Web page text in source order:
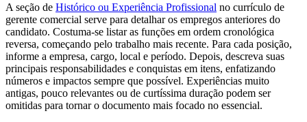
A seção de Histórico ou Experiência Profissional no currículo de
gerente comercial serve para detalhar os empregos anteriores do
candidato. Costuma-se listar as funções em ordem cronológica
reversa, começando pelo trabalho mais recente. Para cada posição,
informe a empresa, cargo, local e período. Depois, descreva suas
principais responsabilidades e conquistas em itens, enfatizando
números e impactos sempre que possível. Experiências muito
antigas, pouco relevantes ou de curtíssima duração podem ser
omitidas para tornar o documento mais focado no essencial.